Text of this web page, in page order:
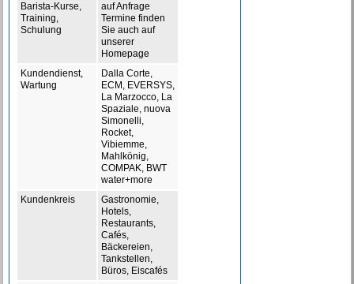
Barista-Kurse,
Training,
Schulung
auf Anfrage
Termine finden
Sie auch auf
unserer
Homepage
Kundendienst,
Wartung
Dalla Corte,
ECM, EVERSYS,
La Marzocco, La
Spaziale, nuova
Simonelli,
Rocket,
Vibiemme,
Mahlkönig,
COMPAK, BWT
water+more
Kundenkreis
Gastronomie,
Hotels,
Restaurants,
Cafés,
Bäckereien,
Tankstellen,
Büros, Eiscafés